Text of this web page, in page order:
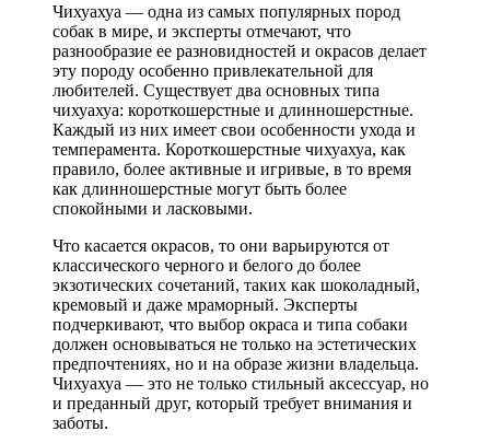
Чихуахуа — одна из самых популярных пород
собак в мире, и эксперты отмечают, что
разнообразие ее разновидностей и окрасов делает
эту породу особенно привлекательной для
любителей. Существует два основных типа
чихуахуа: короткошерстные и длинношерстные.
Каждый из них имеет свои особенности ухода и
темперамента. Короткошерстные чихуахуа, как
правило, более активные и игривые, в то время
как длинношерстные могут быть более
спокойными и ласковыми.
Что касается окрасов, то они варьируются от
классического черного и белого до более
экзотических сочетаний, таких как шоколадный,
кремовый и даже мраморный. Эксперты
подчеркивают, что выбор окраса и типа собаки
должен основываться не только на эстетических
предпочтениях, но и на образе жизни владельца.
Чихуахуа — это не только стильный аксессуар, но
и преданный друг, который требует внимания и
заботы.